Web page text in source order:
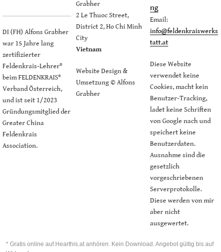
DI (FH) Alfons Grabher
war 15 Jahre lang
zertifizierter
Feldenkrais-Lehrer®
beim FELDENKRAIS®
Verband Österreich,
und ist seit 1/2023
Gründungsmitglied der
Greater China
Feldenkrais
Association.
Grabher
2 Le Thuoc Street,
District 2, Ho Chi Minh
City
Vietnam
Website Design &
Umsetzung © Alfons
Grabher
ng
Email:
info@feldenkraiswerks
tatt.at
Diese Website
verwendet keine
Cookies, macht kein
Benutzer-Tracking,
ladet keine Schriften
von Google nach und
speichert keine
Benutzerdaten.
Ausnahme sind die
gesetzlich
vorgeschriebenen
Serverprotokolle.
Diese werden von mir
aber nicht
ausgewertet.
* Gratis online auf Hearthis.at anhören. Kein Download. Angebot gültig bis auf